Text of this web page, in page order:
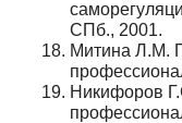
СПб., 2001.
Митина Л.М.
Никифоров